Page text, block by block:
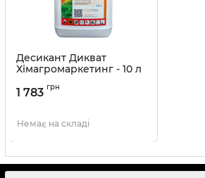
Десикант Дикват
Хімагромаркетинг - 10 л
1 783 грн
Немає на складі